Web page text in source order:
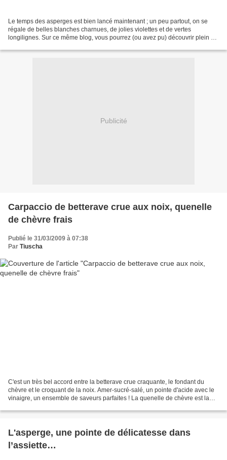
Le temps des asperges est bien lancé maintenant ; un peu partout, on se
régale de belles blanches charnues, de jolies violettes et de vertes
longilignes. Sur ce même blog, vous pourrez (ou avez pu) découvrir plein de
Publicité
Carpaccio de betterave crue aux noix, quenelle
de chèvre frais
Publié le 31/03/2009 à 07:38
Par Tiuscha
C'est un très bel accord entre la betterave crue craquante, le fondant du
chèvre et le croquant de la noix. Amer-sucré-salé, un pointe d'acide avec le
vinaigre, un ensemble de saveurs parfaites ! La quenelle de chèvre est la
L'asperge, une pointe de délicatesse dans
l’assiette…